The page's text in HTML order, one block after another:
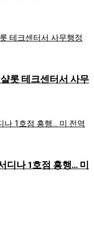
롯 테크센터서 사무
디나 1호점 흥행… 미